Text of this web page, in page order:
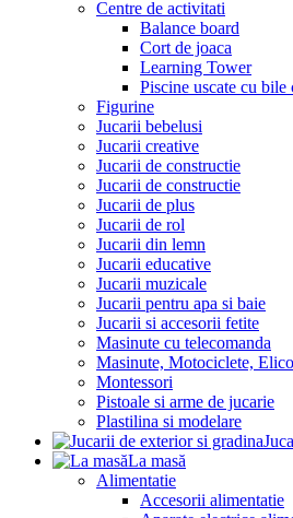
Centre de activitati
Balance board
Cort de joaca
Learning Tower
Piscine uscate cu bile
Figurine
Jucarii bebelusi
Jucarii creative
Jucarii de constructie
Jucarii de constructie
Jucarii de plus
Jucarii de rol
Jucarii din lemn
Jucarii educative
Jucarii muzicale
Jucarii pentru apa si baie
Jucarii si accesorii fetite
Masinute cu telecomanda
Masinute, Motociclete,
Montessori
Pistoale si arme de jucarie
Plastilina si modelare
La masă
Alimentatie
Accesorii alimentatie